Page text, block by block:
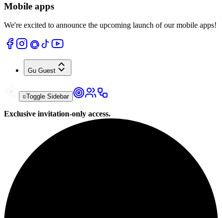
Mobile apps
We're excited to announce the upcoming launch of our mobile apps!
Gu Guest
Toggle Sidebar
Exclusive invitation-only access.